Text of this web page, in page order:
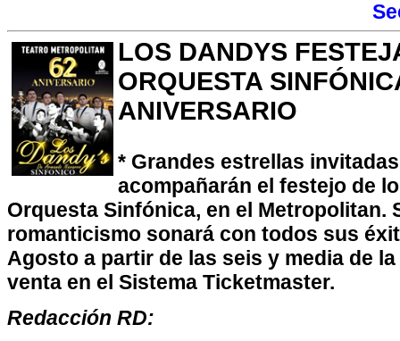
LOS DANDYS
ORQUESTA
ANIVERSARIO
* Grandes estrellas
acompañarán el festejo de
Orquesta Sinfónica, en el Metropolitan.
romanticismo sonará con todos sus
Agosto a partir de las seis y media de
venta en el Sistema Ticketmaster.
Redacción RD: